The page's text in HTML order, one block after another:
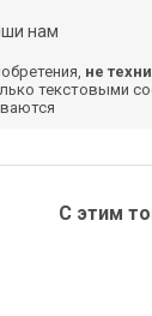
нам
не
текстовыми
С этим